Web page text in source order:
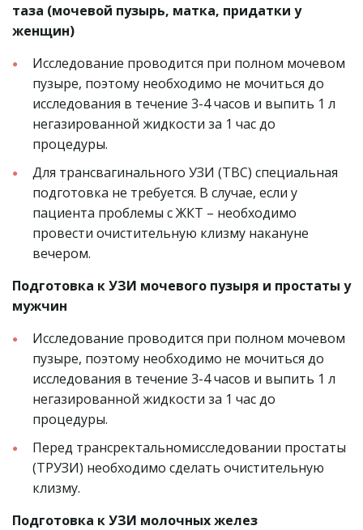
таза (мочевой пузырь, матка, придатки у
женщин)
Исследование проводится при полном мочевом
пузыре, поэтому необходимо не мочиться до
исследования в течение 3-4 часов и выпить 1 л
негазированной жидкости за 1 час до
процедуры.
Для трансвагинального УЗИ (ТВС) специальная
подготовка не требуется. В случае, если у
пациента проблемы с ЖКТ – необходимо
провести очистительную клизму накануне
вечером.
Подготовка к УЗИ мочевого пузыря и простаты у
мужчин
Исследование проводится при полном мочевом
пузыре, поэтому необходимо не мочиться до
исследования в течение 3-4 часов и выпить 1 л
негазированной жидкости за 1 час до
процедуры.
Перед трансректальномисследовании простаты
(ТРУЗИ) необходимо сделать очистительную
клизму.
Подготовка к УЗИ молочных желез